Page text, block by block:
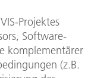
Projektes
Software-
komplementärer
(z.B.